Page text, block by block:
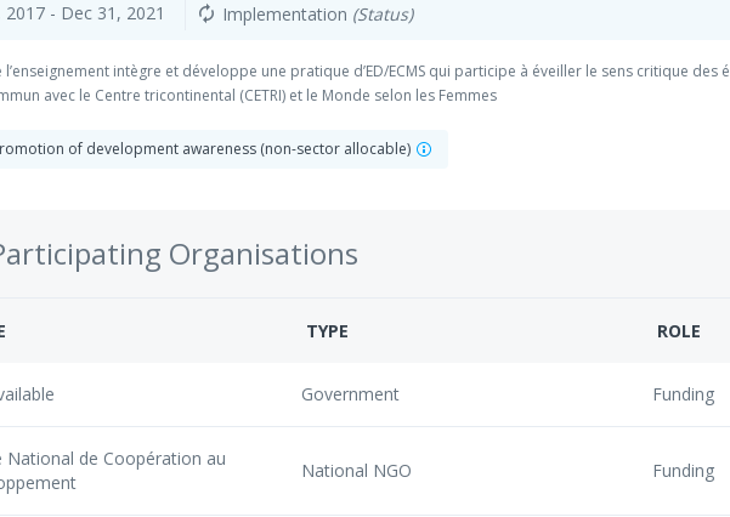
2017 - Dec 31, 2021 autorenew Implementation (Status)
l’enseignement intègre et développe une pratique d’ED/ECMS qui participe à éveiller le sens critique des
avec le Centre tricontinental (CETRI) et le Monde selon les Femmes
of development awareness (non-sector allocable)
Organisations
TYPE ROLE
Government Funding
National de Coopération au
National NGO Funding